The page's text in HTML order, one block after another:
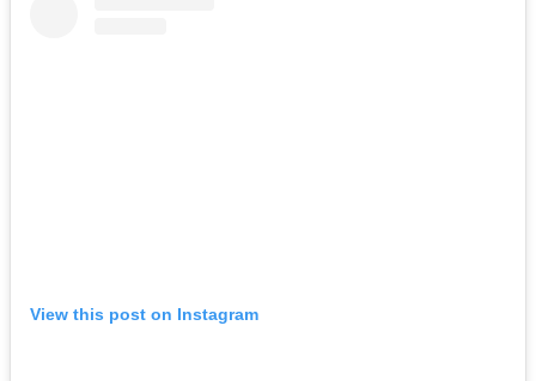
View this post on Instagram